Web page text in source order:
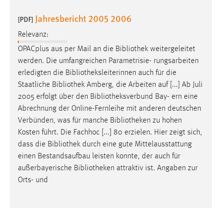
[PDF] Jahresbericht 2005 2006
Relevanz:
OPACplus aus per Mail an die Bibliothek weitergeleitet
werden. Die umfangreichen Parametrisie- rungsarbeiten
erledigten die Bibliotheksleiterinnen auch für die
Staatliche Bibliothek Amberg, die Arbeiten auf [...] Ab Juli
2005 erfolgt über den Bibliotheksverbund Bay- ern eine
Abrechnung der Online-Fernleihe mit anderen deutschen
Verbünden, was für manche Bibliotheken zu hohen
Kosten führt. Die Fachhoc [...] 80 erzielen. Hier zeigt sich,
dass die Bibliothek durch eine gute Mittelausstattung
einen Bestandsaufbau leisten konnte, der auch für
außerbayerische Bibliotheken attraktiv ist. Angaben zur
Orts- und
Facebook Pixel
Name:
_fbp
Anbieter:
Facebook
Zweck:
Conversion-Tracking
Cookie Laufzeit: